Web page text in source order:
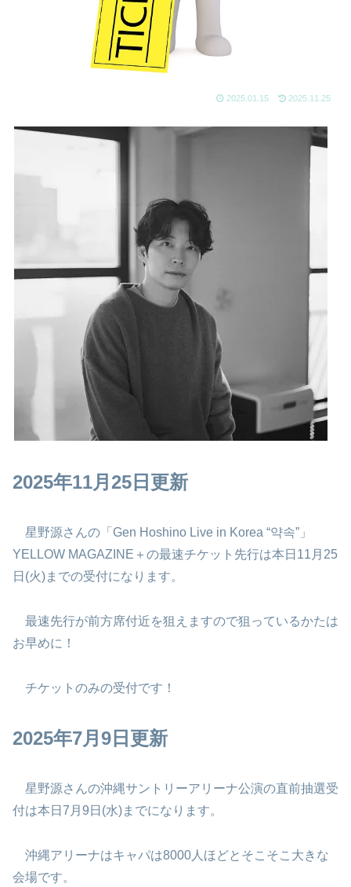
2025.01.15 2025.11.25
2025年11月25日更新
星野源さんの「Gen Hoshino Live in Korea “약속”」
YELLOW MAGAZINE＋の最速チケット先行は本日11月25
日(火)までの受付になります。
最速先行が前方席付近を狙えますので狙っているかたは
お早めに！
チケットのみの受付です！
2025年7月9日更新
星野源さんの沖縄サントリーアリーナ公演の直前抽選受
付は本日7月9日(水)までになります。
沖縄アリーナはキャパは8000人ほどとそこそこ大きな
会場です。